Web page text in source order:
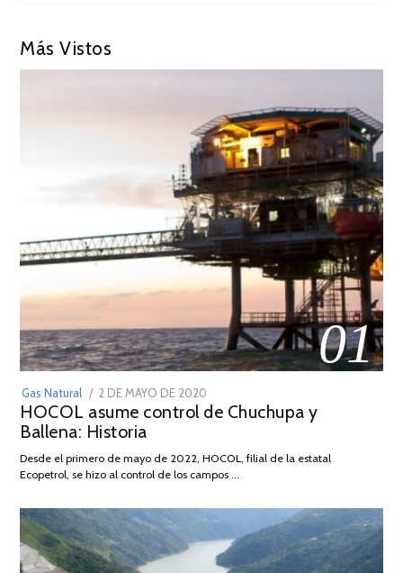
Más Vistos
01
Gas Natural
POSTED
ON
2 DE MAYO DE 2020
DE
2026
HOCOL asume control de Chuchupa y
Ballena: Historia
Desde el primero de mayo de 2022, HOCOL, filial de la estatal
Ecopetrol, se hizo al control de los campos …